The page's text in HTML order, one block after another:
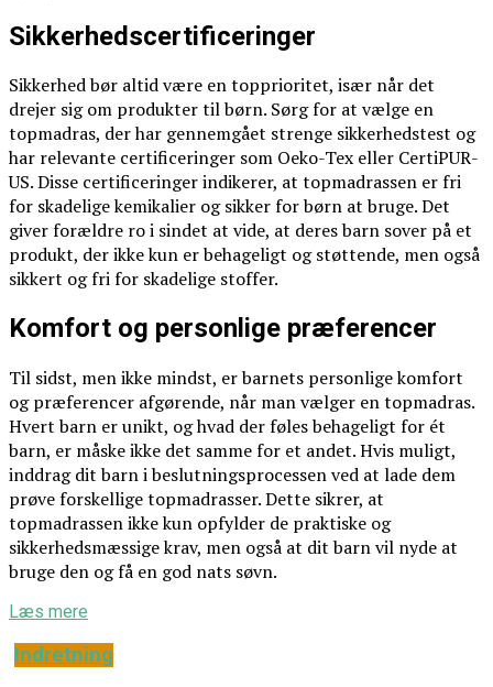
Sikkerhedscertificeringer
Sikkerhed bør altid være en topprioritet, især når det
drejer sig om produkter til børn. Sørg for at vælge en
topmadras, der har gennemgået strenge sikkerhedstest og
har relevante certificeringer som Oeko-Tex eller CertiPUR-
US. Disse certificeringer indikerer, at topmadrassen er fri
for skadelige kemikalier og sikker for børn at bruge. Det
giver forældre ro i sindet at vide, at deres barn sover på et
produkt, der ikke kun er behageligt og støttende, men også
sikkert og fri for skadelige stoffer.
Komfort og personlige præferencer
Til sidst, men ikke mindst, er barnets personlige komfort
og præferencer afgørende, når man vælger en topmadras.
Hvert barn er unikt, og hvad der føles behageligt for ét
barn, er måske ikke det samme for et andet. Hvis muligt,
inddrag dit barn i beslutningsprocessen ved at lade dem
prøve forskellige topmadrasser. Dette sikrer, at
topmadrassen ikke kun opfylder de praktiske og
sikkerhedsmæssige krav, men også at dit barn vil nyde at
bruge den og få en god nats søvn.
Læs mere
Indretning